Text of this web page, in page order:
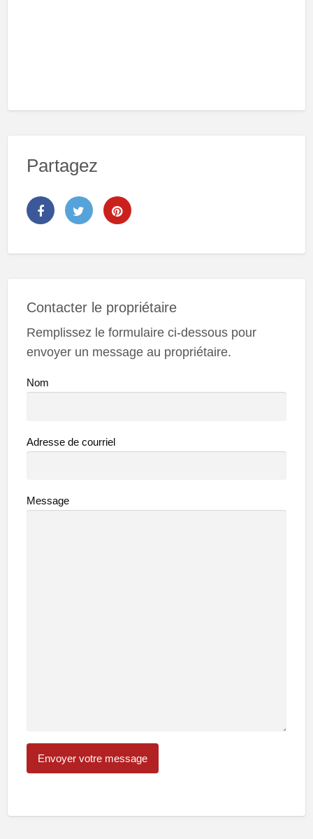
Partagez
Contacter le propriétaire
Remplissez le formulaire ci-dessous pour
envoyer un message au propriétaire.
Nom
Adresse de courriel
Message